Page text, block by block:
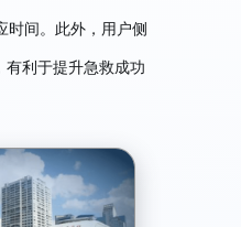
时间。此外，用户侧
有利于提升急救成功